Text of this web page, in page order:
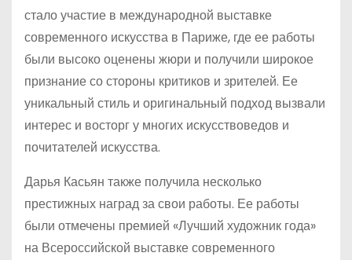
стало участие в международной выставке
современного искусства в Париже, где ее работы
были высоко оценены жюри и получили широкое
признание со стороны критиков и зрителей. Ее
уникальный стиль и оригинальный подход вызвали
интерес и восторг у многих искусствоведов и
почитателей искусства.
Дарья Касьян также получила несколько
престижных наград за свои работы. Ее работы
были отмечены премией «Лучший художник года»
на Всероссийской выставке современного